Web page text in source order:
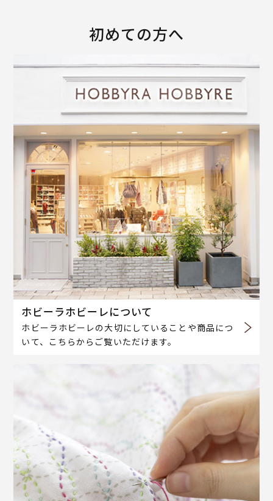
初めての方へ
ホビーラホビーレについて
ホビーラホビーレの大切にしていることや商品につ
いて、こちらからご覧いただけます。